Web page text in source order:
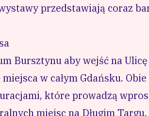
przedstawiają coraz
Bursztynu aby wejść na Ulicę
w całym Gdańsku.
które prowadzą
miejsc na Długim Targu.